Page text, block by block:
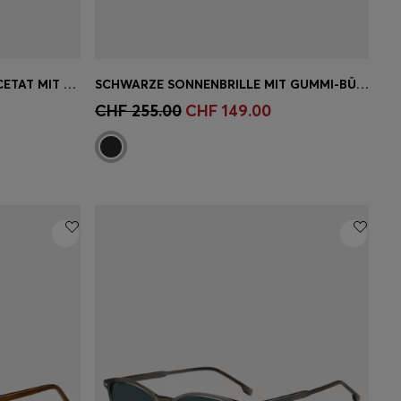
SONNENBRILLE AUS BLAUEM ACETAT MIT GUMMIBÜGELN
Schnelleinkauf (Wähle deine
Grösse)
SCHWARZE SONNENBRILLE MIT GUMMI-BÜGELN
CHF 255.00 CHF 149.00